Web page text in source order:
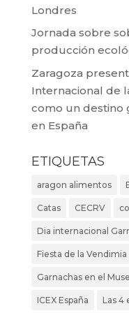
Londres
Jornada sobre
producción
Zaragoza
Internacional de
como un destino
en España
ETIQUETAS
aragon alimentos
Catas CECRV
Dia internacional
Fiesta de la Vendimia
Garnachas en el
ICEX España Las 4